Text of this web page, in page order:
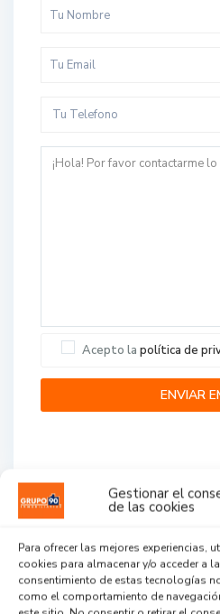
Gestionar el
de las cookies
Para ofrecer las mejores
cookies para almacenar y/o acceder a
consentimiento de estas tecnologías
como el comportamiento de
Acepto la política de
...